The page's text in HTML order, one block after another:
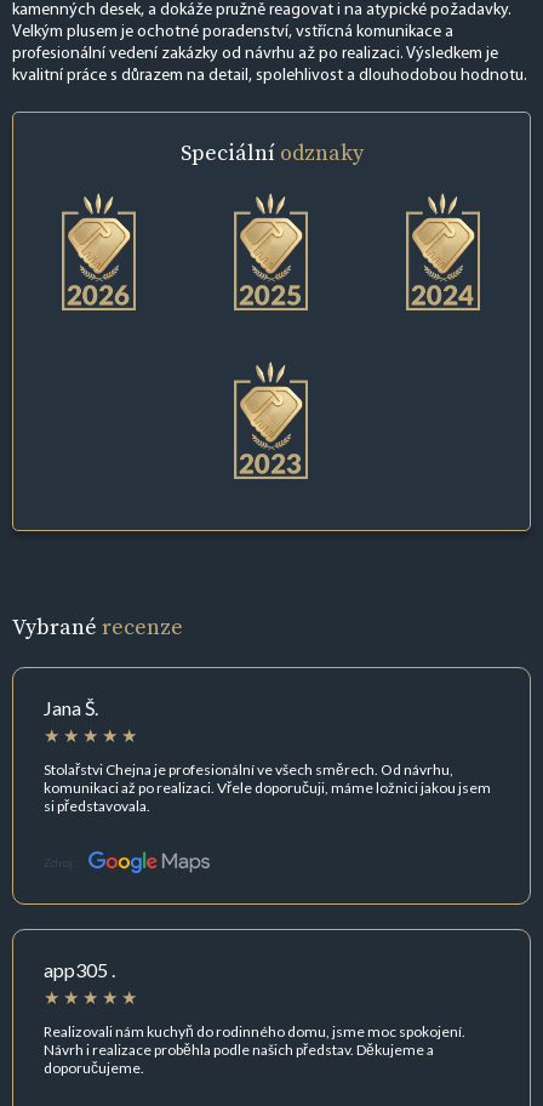
kamenných desek, a dokáže pružně reagovat i na atypické požadavky.
Velkým plusem je ochotné poradenství, vstřícná komunikace a
profesionální vedení zakázky od návrhu až po realizaci. Výsledkem je
kvalitní práce s důrazem na detail, spolehlivost a dlouhodobou hodnotu.
Speciální odznaky
Vybrané recenze
Jana Š.
Stolařstvi Chejna je profesionální ve všech směrech. Od návrhu,
komunikaci až po realizaci. Vřele doporučuji, máme ložnici jakou jsem
si představovala.
Zdroj:
app305 .
Realizovali nám kuchyň do rodinného domu, jsme moc spokojení.
Návrh i realizace proběhla podle našich představ. Děkujeme a
doporučujeme.